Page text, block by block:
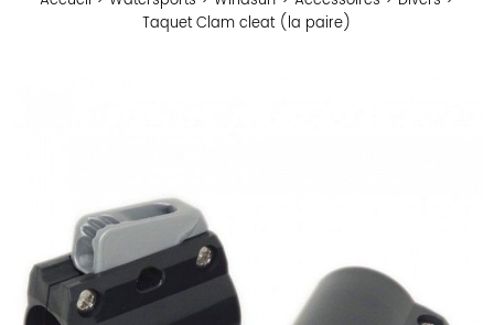
Taquet Clam cleat (la paire)